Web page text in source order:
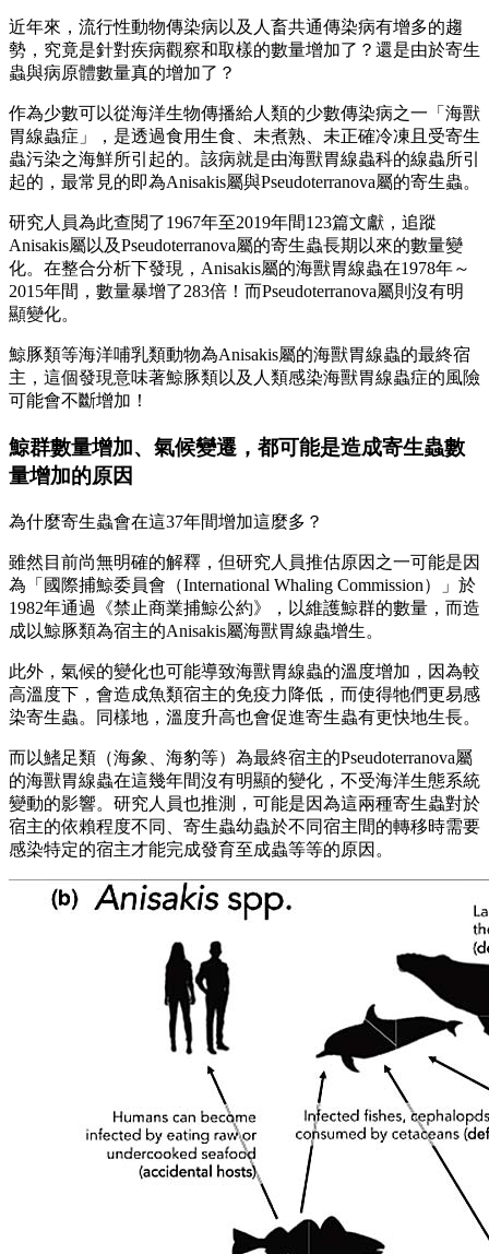
近年來，流行性動物傳染病以及人畜共通傳染病有增多的趨
勢，究竟是針對疾病觀察和取樣的數量增加了？還是由於寄生
蟲與病原體數量真的增加了？
作為少數可以從海洋生物傳播給人類的少數傳染病之一「海獸
胃線蟲症」，是透過食用生食、未煮熟、未正確冷凍且受寄生
蟲污染之海鮮所引起的。該病就是由海獸胃線蟲科的線蟲所引
起的，最常見的即為Anisakis屬與Pseudoterranova屬的寄生蟲。
研究人員為此查閱了1967年至2019年間123篇文獻，追蹤
Anisakis屬以及Pseudoterranova屬的寄生蟲長期以來的數量變
化。在整合分析下發現，Anisakis屬的海獸胃線蟲在1978年～
2015年間，數量暴增了283倍！而Pseudoterranova屬則沒有明
顯變化。
鯨豚類等海洋哺乳類動物為Anisakis屬的海獸胃線蟲的最終宿
主，這個發現意味著鯨豚類以及人類感染海獸胃線蟲症的風險
可能會不斷增加！
鯨群數量增加、氣候變遷，都可能是造成寄生蟲數
量增加的原因
為什麼寄生蟲會在這37年間增加這麼多？
雖然目前尚無明確的解釋，但研究人員推估原因之一可能是因
為「國際捕鯨委員會（International Whaling Commission）」於
1982年通過《禁止商業捕鯨公約》，以維護鯨群的數量，而造
成以鯨豚類為宿主的Anisakis屬海獸胃線蟲增生。
此外，氣候的變化也可能導致海獸胃線蟲的溫度增加，因為較
高溫度下，會造成魚類宿主的免疫力降低，而使得牠們更易感
染寄生蟲。同樣地，溫度升高也會促進寄生蟲有更快地生長。
而以鰭足類（海象、海豹等）為最終宿主的Pseudoterranova屬
的海獸胃線蟲在這幾年間沒有明顯的變化，不受海洋生態系統
變動的影響。研究人員也推測，可能是因為這兩種寄生蟲對於
宿主的依賴程度不同、寄生蟲幼蟲於不同宿主間的轉移時需要
感染特定的宿主才能完成發育至成蟲等等的原因。